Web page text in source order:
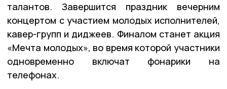
талантов. Завершится праздник вечерним
концертом с участием молодых исполнителей,
кавер-групп и диджеев. Финалом станет акция
«Мечта молодых», во время которой участники
одновременно включат фонарики на
телефонах.